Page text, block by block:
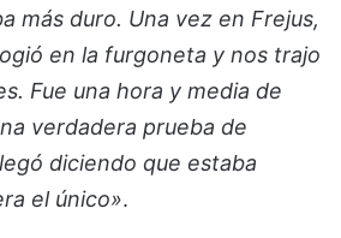
más duro. Una vez en Frejus,
en la furgoneta y nos trajo
Fue una hora y media de
verdadera prueba de
diciendo que estaba
el único».